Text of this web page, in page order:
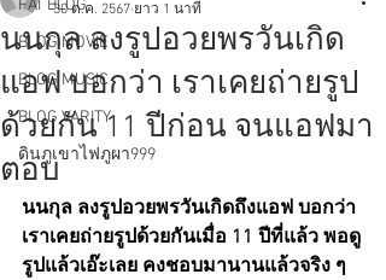
FAT BLOG
BLOG MOVIE
BLOG MUSIC
BLOG VARITY
ดินภูเขาไฟภูผา999
นนกุล ลงรูปอวยพรวันเกิด
แอฟ บอกว่า เราเคยถ่ายรูป
ด้วยกัน 11 ปีก่อน จนแอฟมา
ตอบ
30 ต.ค. 2567 ยาว 1 นาที
นนกุล ลงรูปอวยพรวันเกิดถึงแอฟ บอกว่า
เราเคยถ่ายรูปด้วยกันเมื่อ 11 ปีที่แล้ว พอดู
รูปแล้วเอ๊ะเลย คงชอบมานานแล้วจริง ๆ